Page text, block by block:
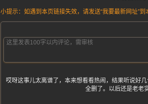
小提示：如遇到本页链接失效，请发送“我要最新网址”
哎呀这事儿太离谱了，本来想看看热闹，结果听说好
全删了。以后还是老老